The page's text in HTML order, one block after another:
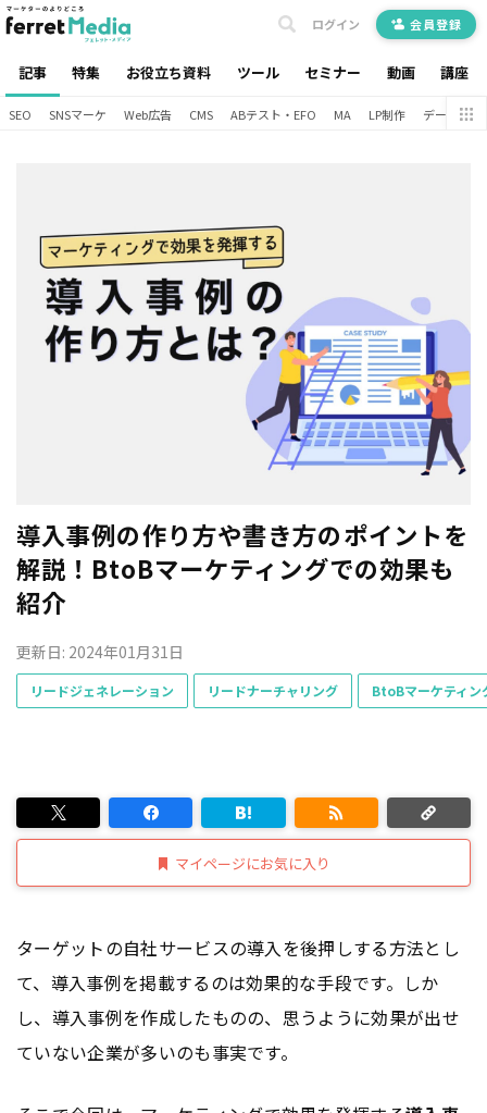
記事 特集 お役立ち資料 ツール セミナー 動画 講座
ログイン 会員登録
SEO SNSマーケ Web広告 CMS ABテスト・EFO MA LP制作 データ分析
導入事例の作り方や書き方のポイントを
解説！BtoBマーケティングでの効果も
紹介
更新日: 2024年01月31日
リードジェネレーション リードナーチャリング BtoBマーケティン
マイページにお気に入り
ターゲットの自社サービスの導入を後押しする方法とし
て、導入事例を掲載するのは効果的な手段です。しか
し、導入事例を作成したものの、思うように効果が出せ
ていない企業が多いのも事実です。